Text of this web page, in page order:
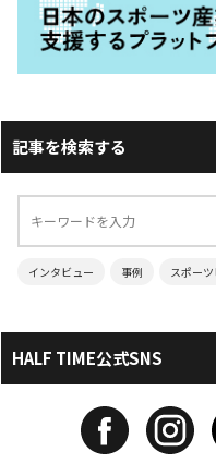
記事を検索する
インタビュー 事例 スポー
HALF TIME公式SNS